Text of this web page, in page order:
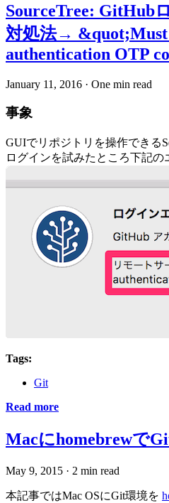
SourceTree: GitHub
対処法→ &quot;Must
authentication OTP
January 11, 2016 · One min read
事象
GUIでリポジトリを操作できる
ログインを試みたところ下記の
Tags:
Git
Read more
Macにhomebrewで
May 9, 2015 · 2 min read
本記事ではMac OSにGit環境を